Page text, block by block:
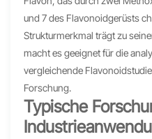
und 7 des Flavonoidgerüsts
Strukturmerkmal trägt zu
macht es geeignet für die
vergleichende
Forschung.
Typische